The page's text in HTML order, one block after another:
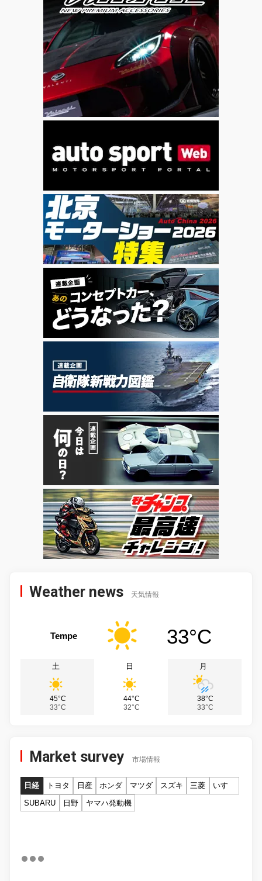
Weather news 天気情報
Tempe 33°C
土
45°C
33°C
日
44°C
32°C
月
38°C
33°C
Market survey 市場情報
日経 トヨタ 日産 ホンダ マツダ スズキ 三菱
いすゞ
SUBARU
日野 ヤマハ発動機